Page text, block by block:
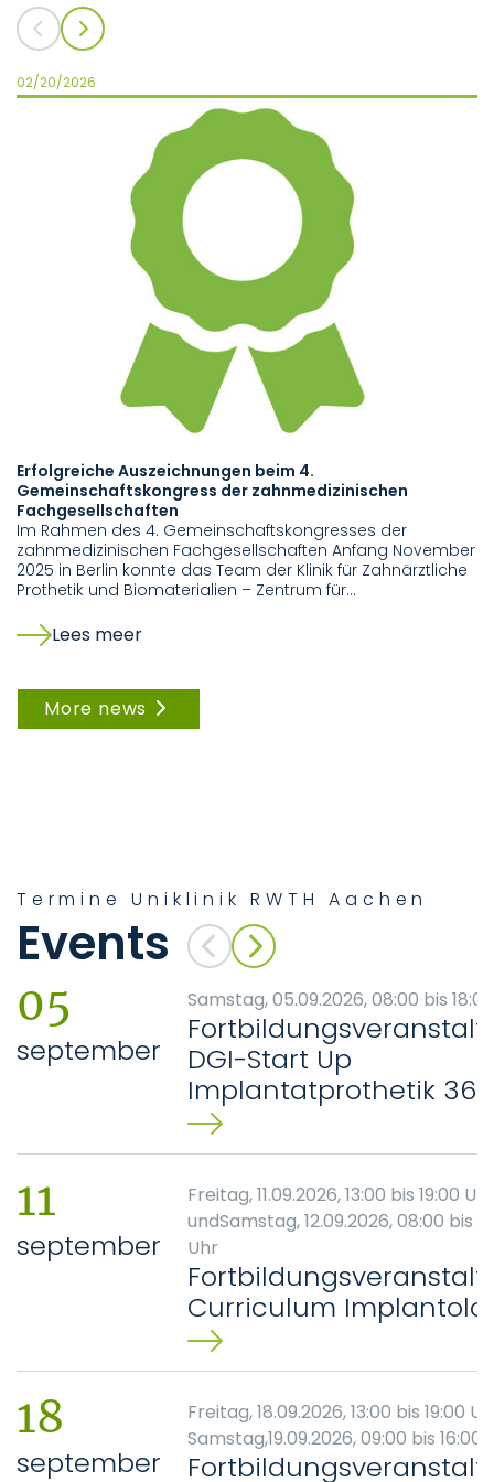
02/20/2026
Erfolgreiche Auszeichnungen beim 4.
Gemeinschaftskongress der zahnmedizinischen
Fachgesellschaften
Im Rahmen des 4. Gemeinschaftskongresses der
zahnmedizinischen Fachgesellschaften Anfang November
2025 in Berlin konnte das Team der Klinik für Zahnärztliche
Prothetik und Biomaterialien – Zentrum für…
Lees meer
More news
Termine Uniklinik RWTH Aachen
Events
05
september
Samstag, 05.09.2026, 08:00 bis
DGI-Start Up
Implantatprothetik
11
september
Freitag, 11.09.2026, 13:00 bis 19:00 Uhr
undSamstag, 12.09.2026, 08:00 bis
Uhr
Curriculum
18
september
Freitag, 18.09.2026, 13:00 bis 19:00
Samstag,19.09.2026, 09:00 bis 16:00